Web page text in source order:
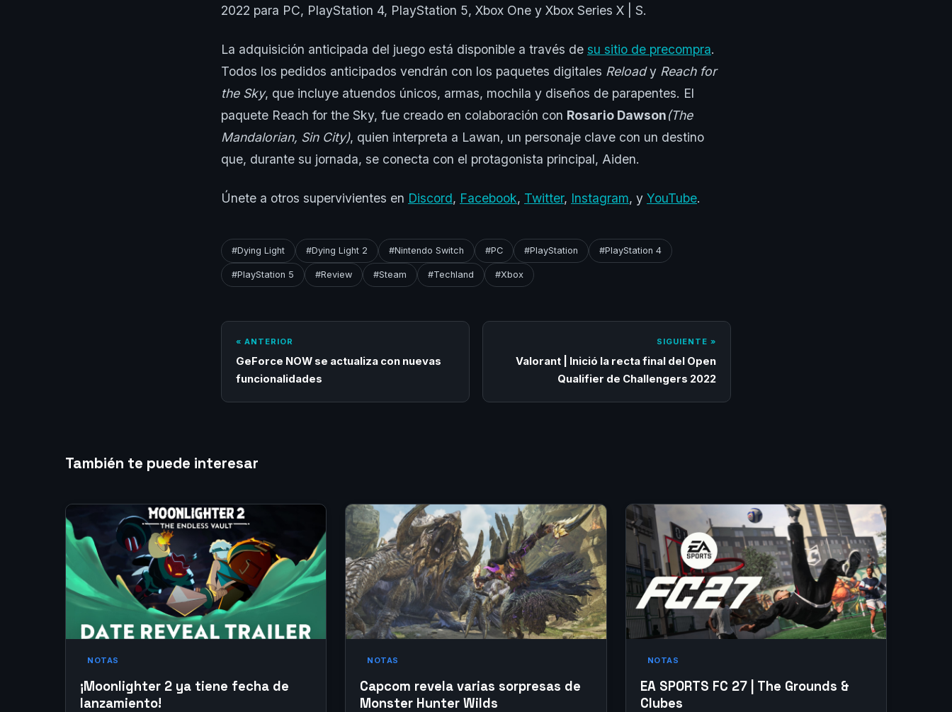
2022 para PC, PlayStation 4, PlayStation 5, Xbox One y Xbox Series X | S.
La adquisición anticipada del juego está disponible a través de su sitio de precompra.
Todos los pedidos anticipados vendrán con los paquetes digitales Reloady Reach for
the Sky, que incluye atuendos únicos, armas, mochila y diseños de parapentes. El
paquete Reach for the Sky, fue creado en colaboración con Rosario Dawson(The
Mandalorian, Sin City), quien interpreta a Lawan, un personaje clave con un destino
que, durante su jornada, se conecta con el protagonista principal, Aiden.
Únete a otros supervivientes en Discord, Facebook, Twitter, Instagram, y YouTube.
#Dying Light #Dying Light 2 #Nintendo Switch #PC #PlayStation #PlayStation 4
#PlayStation 5 #Review #Steam #Techland #Xbox
« ANTERIOR
GeForce NOW se actualiza con nuevas
funcionalidades
SIGUIENTE »
Valorant | Inició la recta final del Open
Qualifier de Challengers 2022
También te puede interesar
NOTAS
¡Moonlighter 2 ya tiene fecha de
lanzamiento!
NOTAS
Capcom revela varias sorpresas de
Monster Hunter Wilds
NOTAS
EA SPORTS FC 27 | The Grounds &
Clubes